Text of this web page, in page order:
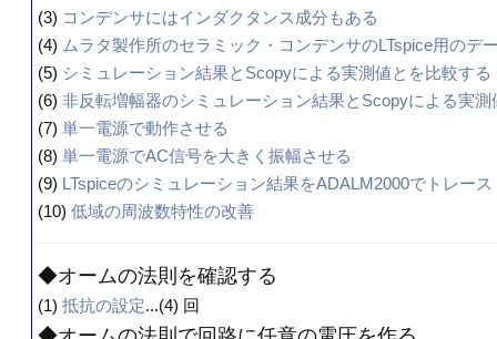
(3) コンデンサにはインダクタンス成分もある
(4) ムラタ製作所のセラミック・コンデンサのLTspice用のデ
(5) シミュレーション結果とScopyによる実測値とを比較する
(6) 非反転増幅器のシミュレーション結果とScopyによる実測
(7) 単一電源で動作させる
(8) 単一電源でAC信号を大きく振幅させる
(9)
LTspiceのシミュレーション結果をADALM2000でトレース
(10) 低域の周波数特性の改善
◆オームの法則を確認する
(1) 抵抗の設定...(4) 回